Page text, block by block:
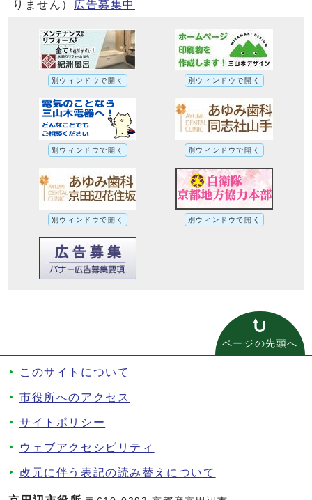
りません）
広告募集中
別ウィンドウで開く 別ウィンドウで開く
別ウィンドウで開く 別ウィンドウで開く
別ウィンドウで開く 別ウィンドウで開く
ページの先頭へ
このサイトについて
市役所へのアクセス
サイトポリシー
ウェブアクセシビリティ
改元に伴う表記の読み替えについて